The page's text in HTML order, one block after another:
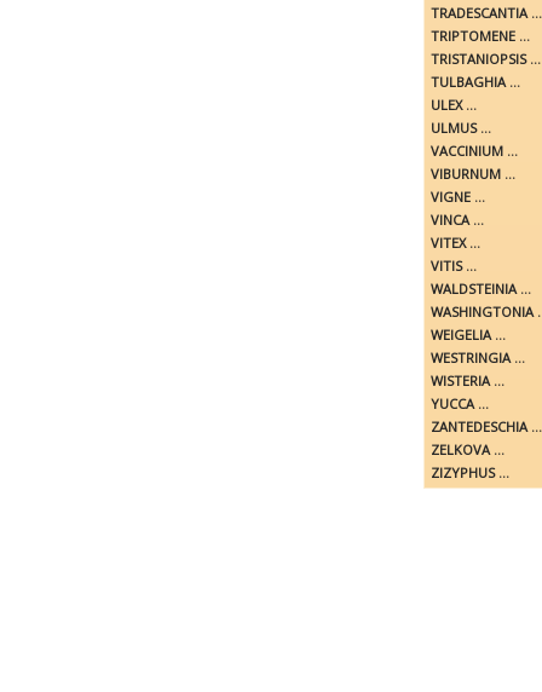
TRADESCANTIA ...
TRIPTOMENE ...
TRISTANIOPSIS ...
TULBAGHIA ...
ULEX ...
ULMUS ...
VACCINIUM ...
VIBURNUM ...
VIGNE ...
VINCA ...
VITEX ...
VITIS ...
WALDSTEINIA ...
WASHINGTONIA
WEIGELIA ...
WESTRINGIA ...
WISTERIA ...
YUCCA ...
ZANTEDESCHIA ...
ZELKOVA ...
ZIZYPHUS ...